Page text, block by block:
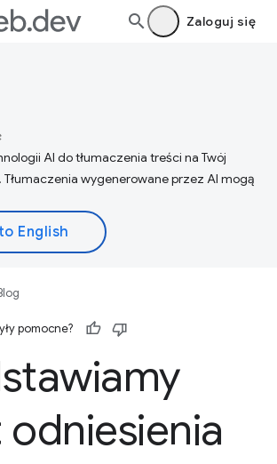
Zaloguj się
AI do tłumaczenia treści na Twój
wygenerowane przez AI mogą
pomocne?